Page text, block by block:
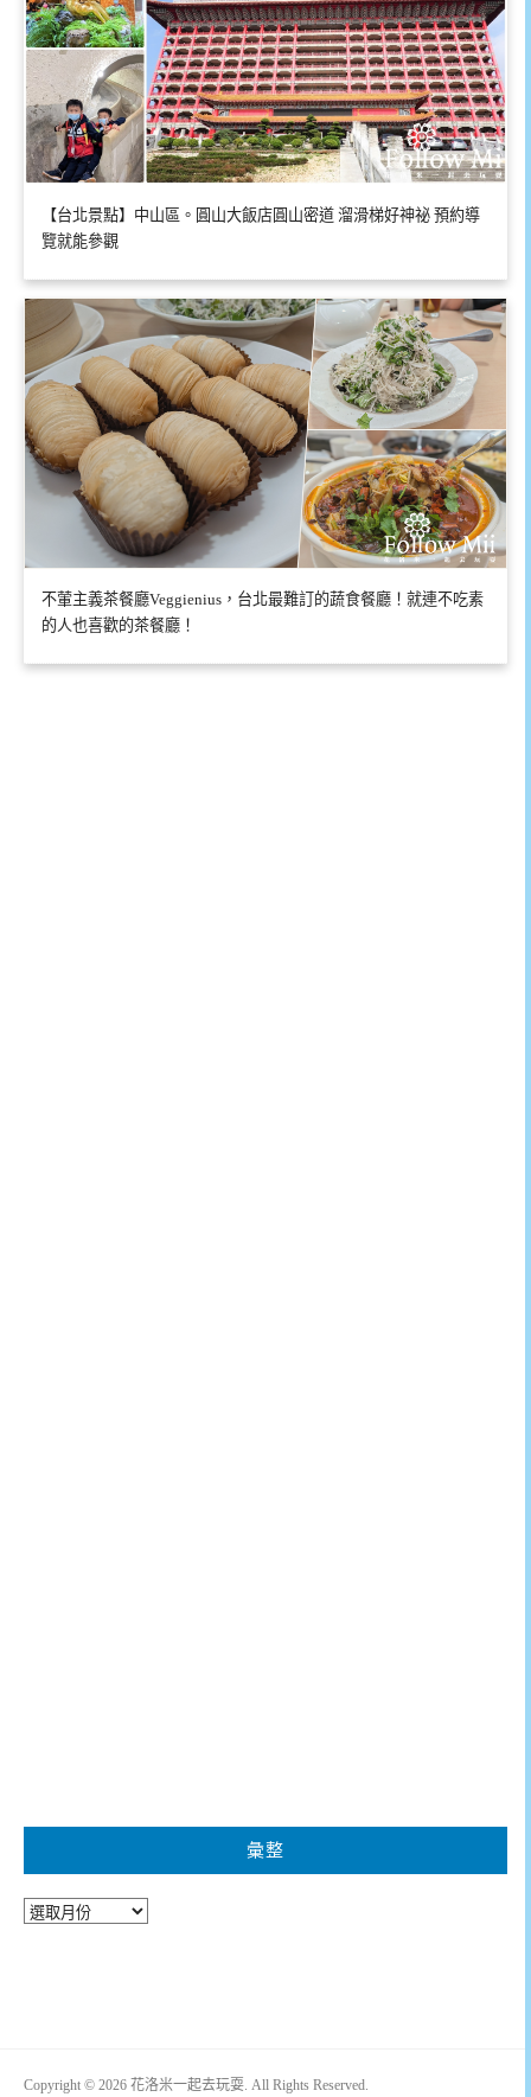
【台北景點】中山區。圓山大飯店圓山密道 溜滑梯好神祕 預約導
覽就能參觀
不葷主義茶餐廳Veggienius，台北最難訂的蔬食餐廳！就連不吃素
的人也喜歡的茶餐廳！
彙整
彙
Copyright © 2026 花洛米一起去玩耍. All Rights Reserved.